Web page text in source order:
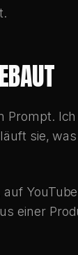
sie,
einer